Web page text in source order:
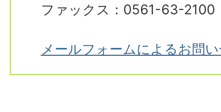
ファックス：0561-63-2100
メールフォームによるお問